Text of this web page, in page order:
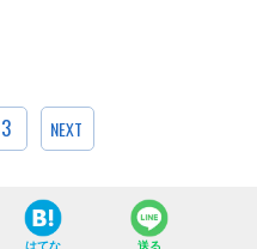
3 NEXT
はてな 送る